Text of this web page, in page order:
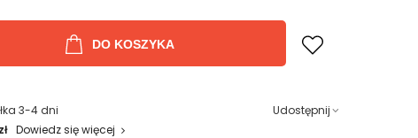
DO KOSZYKA
3-4 dni
Dowiedz się więcej
Udostępnij